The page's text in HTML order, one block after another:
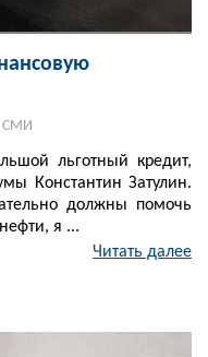
СМИ
льготный кредит,
Константин Затулин.
должны помочь
я ...
Читать далее